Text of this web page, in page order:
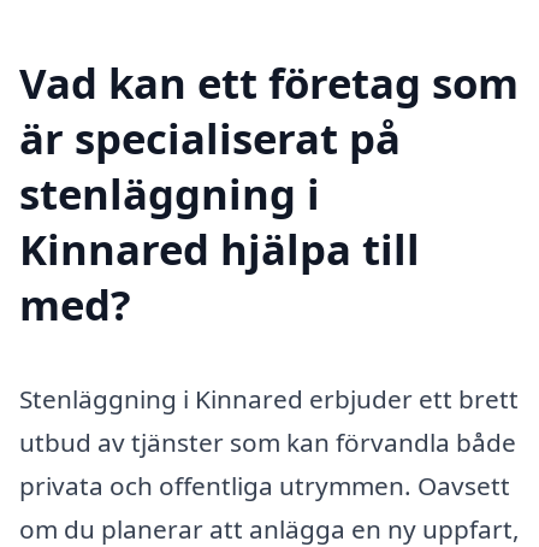
Vad kan ett företag som
är specialiserat på
stenläggning i
Kinnared hjälpa till
med?
Stenläggning i Kinnared erbjuder ett brett
utbud av tjänster som kan förvandla både
privata och offentliga utrymmen. Oavsett
om du planerar att anlägga en ny uppfart,